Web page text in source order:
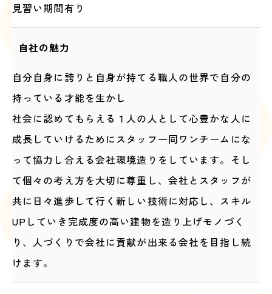
見習い期間有り
自社の魅力
自分自身に誇りと自身が持てる職人の世界で自分の
持っている才能を生かし
社会に認めてもらえる１人の人として心豊かな人に
成長していけるためにスタッフ一同ワンチームにな
って協力し合える会社環境造りをしています。そし
て個々の考え方を大切に尊重し、会社とスタッフが
共に日々進歩して行く新しい技術に対応し、スキル
UPしていき完成度の高い建物を造り上げモノづく
り、人づくりで会社に貢献が出来る会社を目指し続
けます。